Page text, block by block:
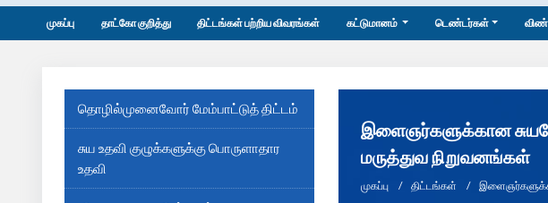
முகப்பு தாட்கோ குறித்து திட்டங்கள் பற்றிய விவரங்கள் கட்டுமானம் டெண்டர்கள்
தொழில்முனைவோர் மேம்பாட்டுத் திட்டம்
சுய உதவி குழுக்களுக்கு பொருளாதார
உதவி
இளைஞர்களுக்கான
மருத்துவ நிறுவனங்கள்
முகப்பு திட்டங்கள்